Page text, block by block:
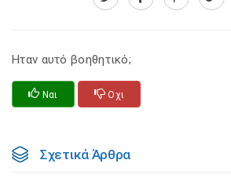
Ηταν αυτό βοηθητικό;
Ναι Οχι
Σχετικά Άρθρα